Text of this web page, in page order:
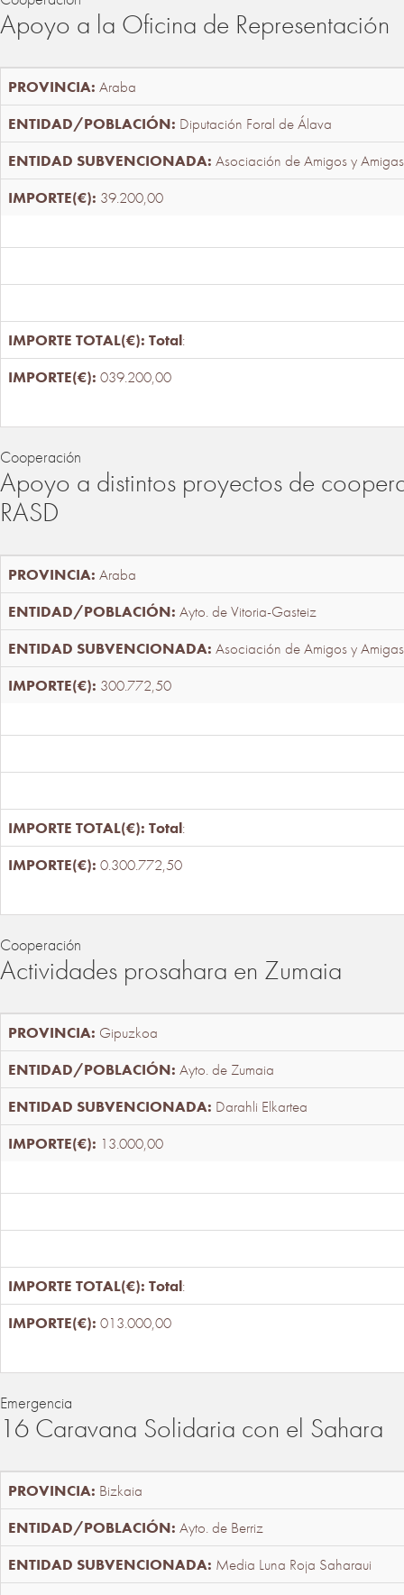
Apoyo a la Oficina de Representación
Araba
Diputación Foral de Álava
Asociación de Amigos y
39.200,00
Total:
039.200,00
Cooperación
Apoyo a distintos proyectos de
RASD
Araba
Ayto. de Vitoria-Gasteiz
Asociación de Amigos y
300.772,50
Total:
0.300.772,50
Cooperación
Actividades prosahara en Zumaia
Gipuzkoa
Ayto. de Zumaia
Darahli Elkartea
13.000,00
Total:
013.000,00
Emergencia
16 Caravana Solidaria con el Sahara
Bizkaia
Ayto. de Berriz
Media Luna Roja Saharaui